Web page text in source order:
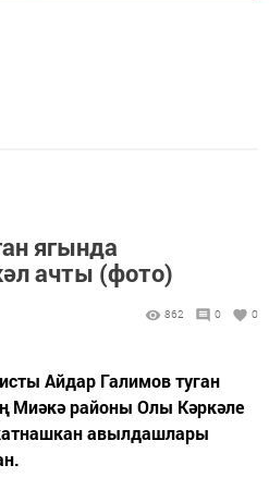
ягында
ачты (фото)
862 0 0
Айдар Галимов туган
Миәкә районы Олы Кәркәле
авылдашлары